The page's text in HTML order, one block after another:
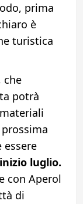
prima
è
turistica
che
potrà
luglio.
con Aperol
di